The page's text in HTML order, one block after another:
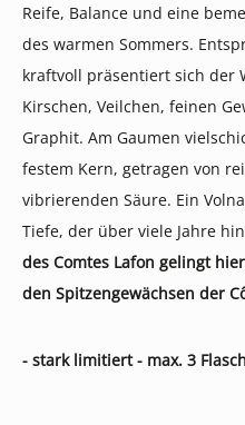
Reife, Balance und eine
des warmen Sommers.
kraftvoll präsentiert sich der
Kirschen, Veilchen, feinen
Graphit. Am Gaumen
festem Kern, getragen von
vibrierenden Säure. Ein
Tiefe, der über viele Jahre
des Comtes Lafon gelingt
den Spitzengewächsen der
- stark limitiert - max. 3